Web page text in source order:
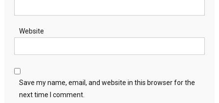
Website
Save my name, email, and website in this browser for the
next time I comment.